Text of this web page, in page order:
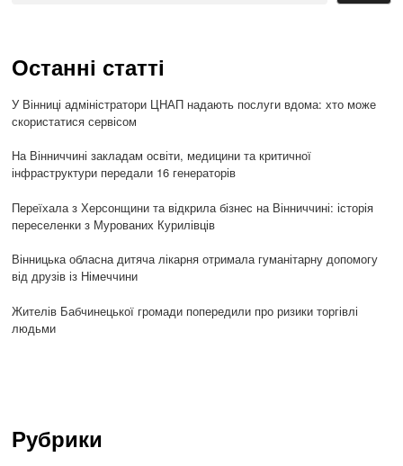
Останні статті
У Вінниці адміністратори ЦНАП надають послуги вдома: хто може
скористатися сервісом
На Вінниччині закладам освіти, медицини та критичної
інфраструктури передали 16 генераторів
Переїхала з Херсонщини та відкрила бізнес на Вінниччині: історія
переселенки з Мурованих Курилівців
Вінницька обласна дитяча лікарня отримала гуманітарну допомогу
від друзів із Німеччини
Жителів Бабчинецької громади попередили про ризики торгівлі
людьми
Рубрики